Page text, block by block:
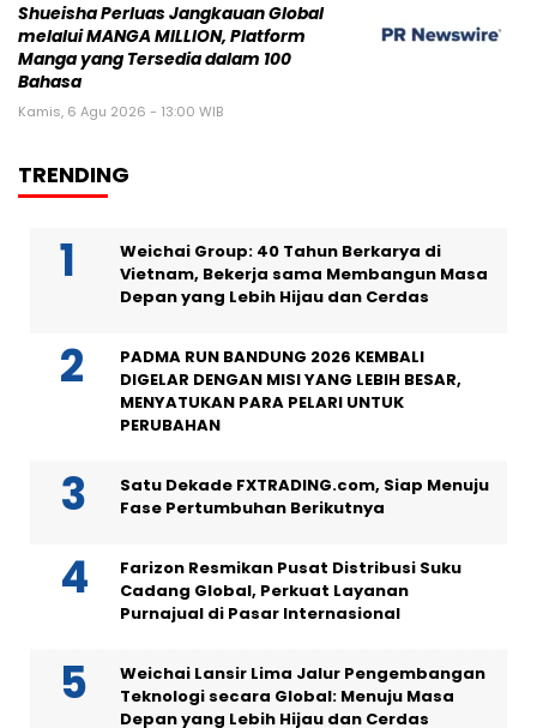
Shueisha Perluas Jangkauan Global
melalui MANGA MILLION, Platform
Manga yang Tersedia dalam 100
Bahasa
Kamis, 6 Agu 2026 - 13:00 WIB
TRENDING
Weichai Group: 40 Tahun Berkarya di
Vietnam, Bekerja sama Membangun Masa
Depan yang Lebih Hijau dan Cerdas
PADMA RUN BANDUNG 2026 KEMBALI
DIGELAR DENGAN MISI YANG LEBIH BESAR,
MENYATUKAN PARA PELARI UNTUK
PERUBAHAN
Satu Dekade FXTRADING.com, Siap Menuju
Fase Pertumbuhan Berikutnya
Farizon Resmikan Pusat Distribusi Suku
Cadang Global, Perkuat Layanan
Purnajual di Pasar Internasional
Weichai Lansir Lima Jalur Pengembangan
Teknologi secara Global: Menuju Masa
Depan yang Lebih Hijau dan Cerdas